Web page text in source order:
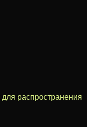
распространения